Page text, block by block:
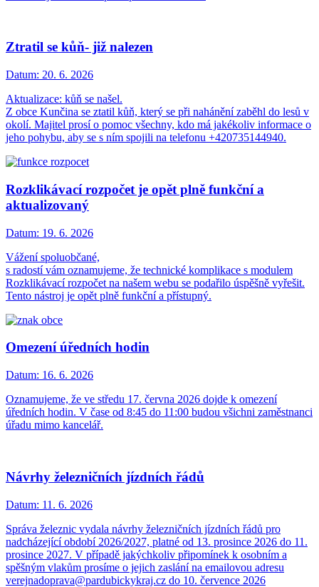
Ztratil se kůň- již nalezen
Datum: 20. 6. 2026
Aktualizace: kůň se našel.
Z obce Kunčina se ztatil kůň, který se při nahánění zaběhl do lesů v
okolí. Majitel prosí o pomoc všechny, kdo má jakékoliv informace o
jeho pohybu, aby se s ním spojili na telefonu +420735144940.
Rozklikávací rozpočet je opět plně funkční a
aktualizovaný
Datum: 19. 6. 2026
Vážení spoluobčané,
s radostí vám oznamujeme, že technické komplikace s modulem
Rozklikávací rozpočet na našem webu se podařilo úspěšně vyřešit.
Tento nástroj je opět plně funkční a přístupný.
Omezení úředních hodin
Datum: 16. 6. 2026
Oznamujeme, že ve středu 17. června 2026 dojde k omezení
úředních hodin. V čase od 8:45 do 11:00 budou všichni zaměstnanci
úřadu mimo kancelář.
Návrhy železničních jízdních řádů
Datum: 11. 6. 2026
Správa železnic vydala návrhy železničních jízdních řádů pro
nadcházející období 2026/2027, platné od 13. prosince 2026 do 11.
prosince 2027. V případě jakýchkoliv připomínek k osobním a
spěšným vlakům prosíme o jejich zaslání na emailovou adresu
verejnadoprava@pardubickykraj.cz do 10. července 2026